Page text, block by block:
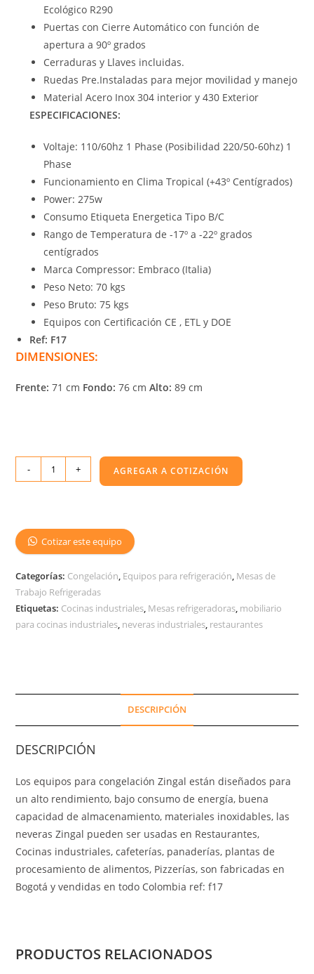
Ecológico R290
Puertas con Cierre Automático con función de
apertura a 90º grados
Cerraduras y Llaves incluidas.
Ruedas Pre.Instaladas para mejor movilidad y manejo
Material Acero Inox 304 interior y 430 Exterior
ESPECIFICACIONES:
Voltaje: 110/60hz 1 Phase (Posibilidad 220/50-60hz) 1
Phase
Funcionamiento en Clima Tropical (+43º Centígrados)
Power: 275w
Consumo Etiqueta Energetica Tipo B/C
Rango de Temperatura de -17º a -22º grados
centígrados
Marca Compressor: Embraco (Italia)
Peso Neto: 70 kgs
Peso Bruto: 75 kgs
Equipos con Certificación CE , ETL y DOE
Ref: F17
DIMENSIONES:
Frente: 71 cm Fondo: 76 cmAlto: 89 cm
- + AGREGAR A COTIZACIÓN
Cotizar este equipo
Categorías: Congelación, Equipos para refrigeración, Mesas de
Trabajo Refrigeradas
Etiquetas: Cocinas industriales, Mesas refrigeradoras, mobiliario
para cocinas industriales, neveras industriales, restaurantes
DESCRIPCIÓN
DESCRIPCIÓN
Los equipos para congelación Zingal están diseñados para
un alto rendimiento, bajo consumo de energía, buena
capacidad de almacenamiento, materiales inoxidables, las
neveras Zingal pueden ser usadas en Restaurantes,
Cocinas industriales, cafeterías, panaderías, plantas de
procesamiento de alimentos, Pizzerías, son fabricadas en
Bogotá y vendidas en todo Colombia ref: f17
PRODUCTOS RELACIONADOS